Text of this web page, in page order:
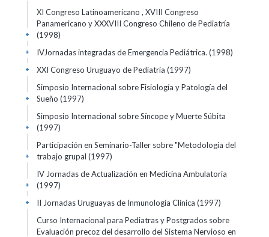
XI Congreso Latinoamericano , XVIII Congreso
Panamericano y XXXVIII Congreso Chileno de Pediatría
(1998)
+
IVJornadas integradas de Emergencia Pediátrica. (1998)
+
XXI Congreso Uruguayo de Pediatría (1997)
+
Simposio Internacional sobre Fisiología y Patología del
Sueño (1997)
+
Simposio Internacional sobre Síncope y Muerte Súbita
(1997)
+
Participación en Seminario-Taller sobre "Metodología del
trabajo grupal (1997)
+
IV Jornadas de Actualización en Medicina Ambulatoria
(1997)
+
II Jornadas Uruguayas de Inmunología Clínica (1997)
+
Curso Internacional para Pediatras y Postgrados sobre
Evaluación precoz del desarrollo del Sistema Nervioso en